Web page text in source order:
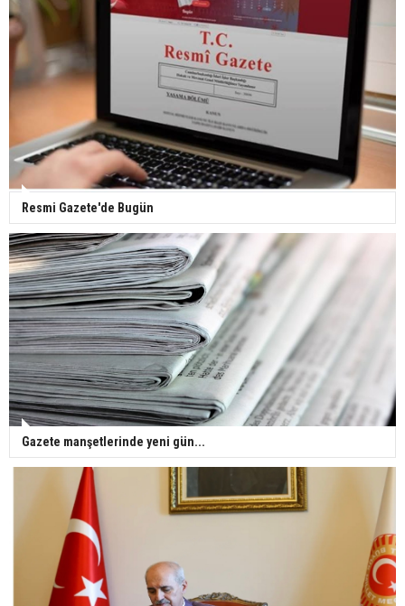
Yerli turist 229,7 milyar lira seyahat harcaması
yaptı
Gazze'deki Sağlık Bakanlığı duyurdu: Vahşetin
pençesinde 2 salgın vaka tespit edildi
Resmi Gazete'de Bugün
Gazete manşetlerinde yeni gün...